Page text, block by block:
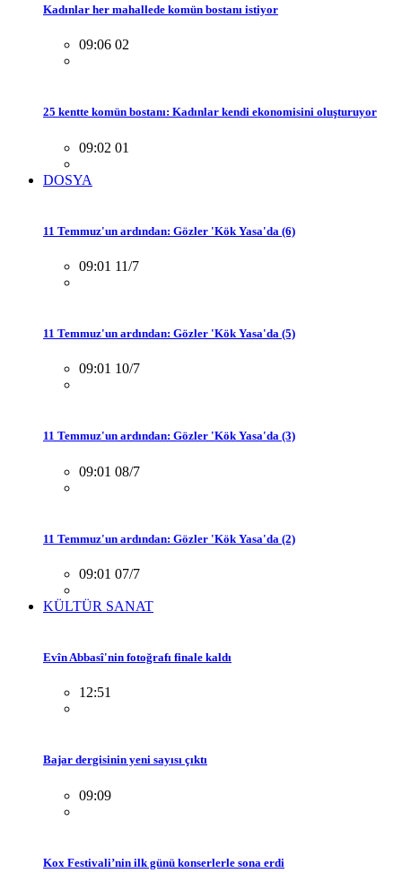
Kadınlar her mahallede komün bostanı istiyor
09:06 02
25 kentte komün bostanı: Kadınlar kendi ekonomisini oluşturuyor
09:02 01
DOSYA
11 Temmuz'un ardından: Gözler 'Kök Yasa'da (6)
09:01 11/7
11 Temmuz'un ardından: Gözler 'Kök Yasa'da (5)
09:01 10/7
11 Temmuz'un ardından: Gözler 'Kök Yasa'da (3)
09:01 08/7
11 Temmuz'un ardından: Gözler 'Kök Yasa'da (2)
09:01 07/7
KÜLTÜR SANAT
Evîn Abbasî'nin fotoğrafı finale kaldı
12:51
Bajar dergisinin yeni sayısı çıktı
09:09
Kox Festivali’nin ilk günü konserlerle sona erdi